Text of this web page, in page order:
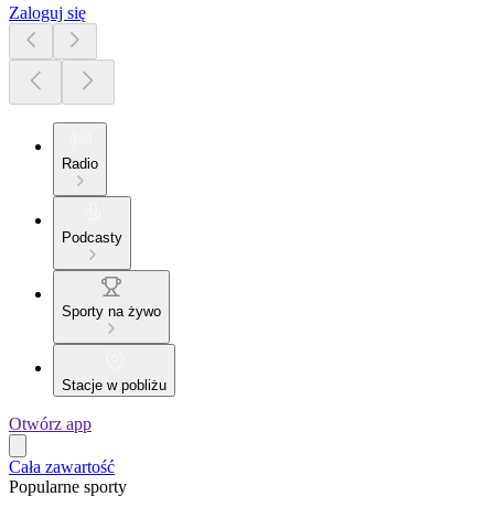
Zaloguj się
Radio
Podcasty
Sporty na żywo
Stacje w pobliżu
Otwórz app
Cała zawartość
Popularne sporty